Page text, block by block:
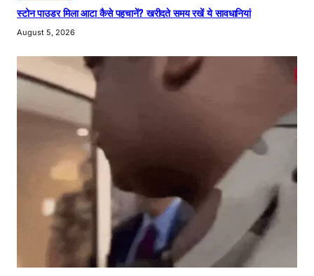
स्टोन पाउडर मिला आटा कैसे पहचानें? खरीदते समय रखें ये सावधानियां
August 5, 2026